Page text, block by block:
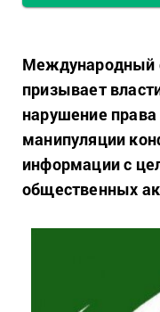
Международный
призывает
нарушение права
манипуляции
информации с
общественных